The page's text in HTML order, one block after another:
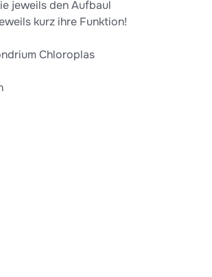
jeweils den Aufbaul
kurz ihre Funktion!
Chloroplas